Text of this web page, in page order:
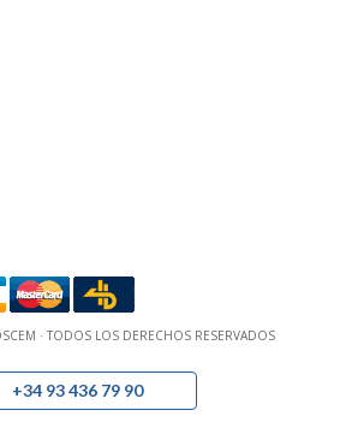
· TODOS LOS DERECHOS RESERVADOS
+34 93 436 79 90